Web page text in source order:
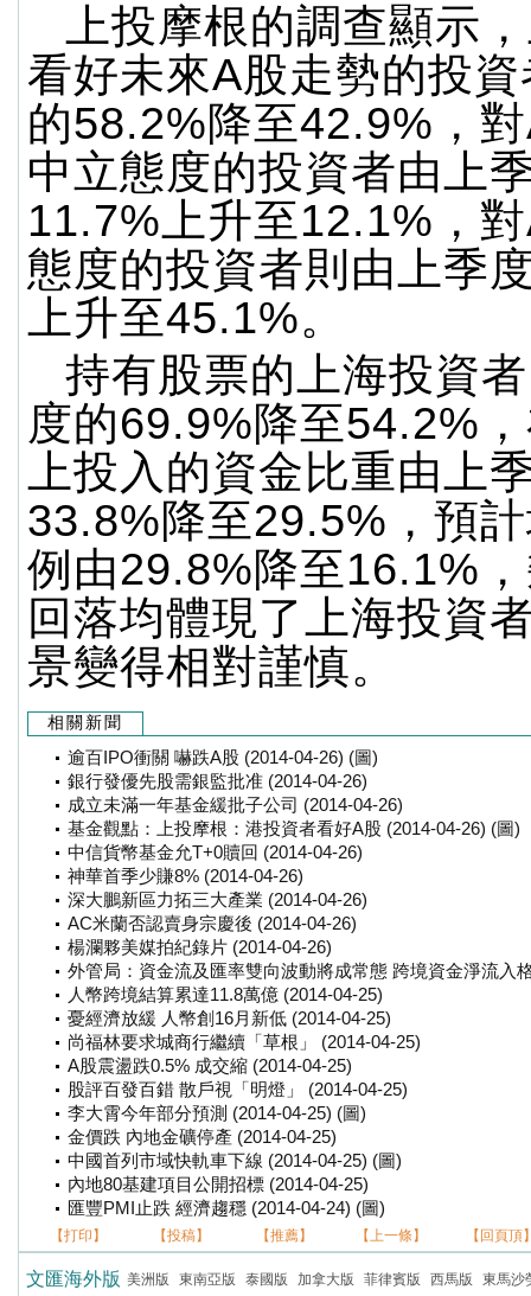
上投摩根的調查顯示
看好未來A股走勢的投
的58.2%降至42.9%，
中立態度的投資者由上
11.7%上升至12.1%，
態度的投資者則由上季
上升至45.1%。
持有股票的上海投資
度的69.9%降至54.2%
上投入的資金比重由上
33.8%降至29.5%，預
例由29.8%降至16.1%
回落均體現了上海投資
景變得相對謹慎。
相關新聞
逾百IPO衝關 嚇跌A股 (2014-04-26) (圖)
銀行發優先股需銀監批准 (2014-04-26)
成立未滿一年基金緩批子公司 (2014-04-26)
基金觀點：上投摩根：港投資者看好A股 (2014-04-26) (圖)
中信貨幣基金允T+0贖回 (2014-04-26)
神華首季少賺8% (2014-04-26)
深大鵬新區力拓三大產業 (2014-04-26)
AC米蘭否認賣身宗慶後 (2014-04-26)
楊瀾夥美媒拍紀錄片 (2014-04-26)
外管局：資金流及匯率雙向波動將成常態 跨境資金淨流入
人幣跨境結算累達11.8萬億 (2014-04-25)
憂經濟放緩 人幣創16月新低 (2014-04-25)
尚福林要求城商行繼續「草根」 (2014-04-25)
A股震盪跌0.5% 成交縮 (2014-04-25)
股評百發百錯 散戶視「明燈」 (2014-04-25)
李大霄今年部分預測 (2014-04-25) (圖)
金價跌 內地金礦停產 (2014-04-25)
中國首列市域快軌車下線 (2014-04-25) (圖)
內地80基建項目公開招標 (2014-04-25)
匯豐PMI止跌 經濟趨穩 (2014-04-24) (圖)
【打印】 【投稿】 【推薦】 【上一條】 【回頁頂
文匯海外版 美洲版 東南亞版 泰國版 加拿大版 菲律賓版 西馬版 東馬沙